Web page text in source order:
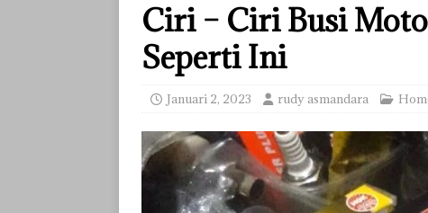
Ciri – Ciri Busi
Seperti Ini
Januari 2, 2023 rudy asmandara